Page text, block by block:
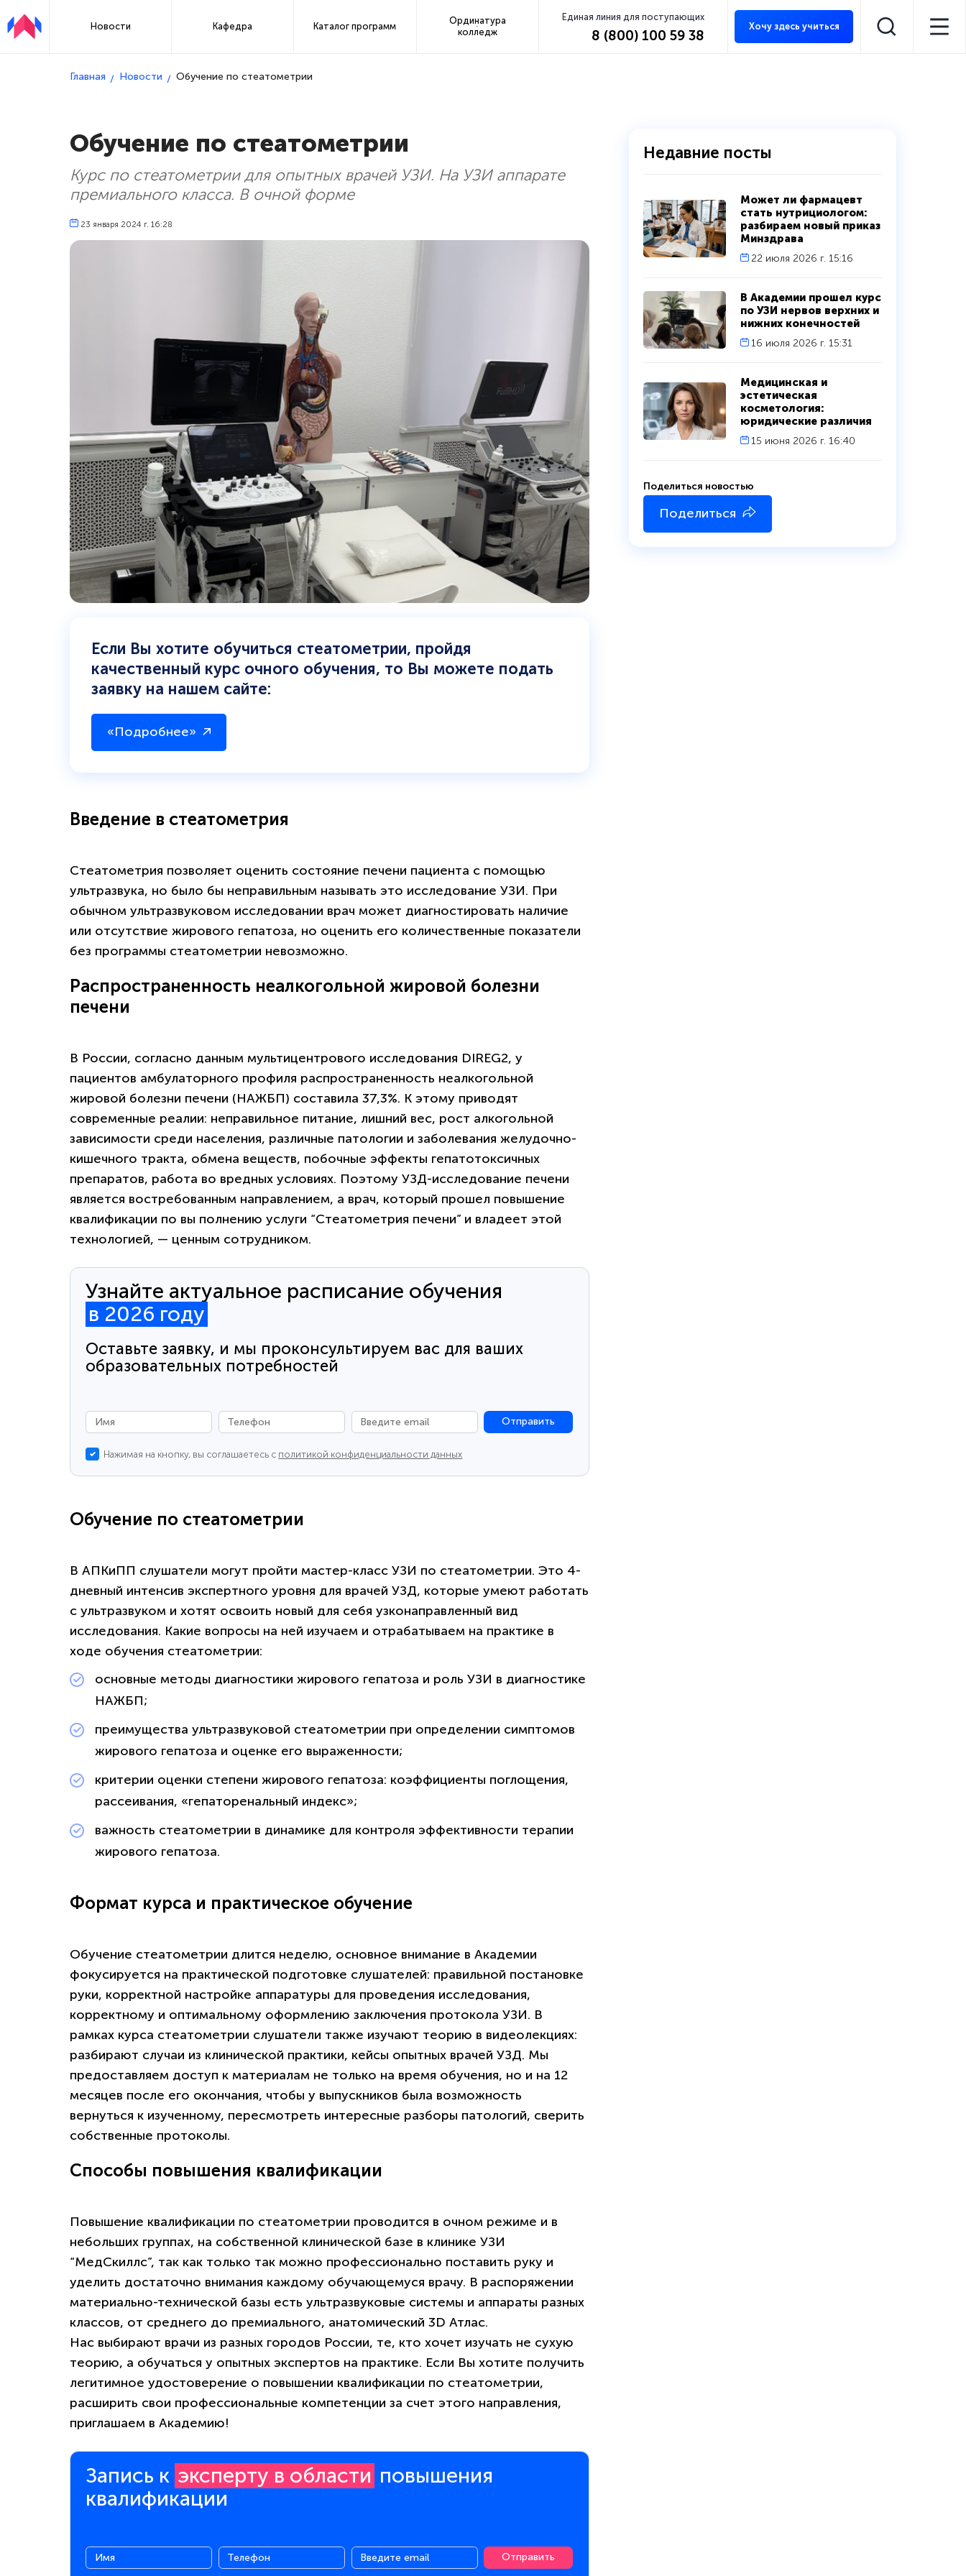
Новости Кафедра Каталог программ
Ординатура
колледж
Единая линия для поступающих
8 (800) 100 59 38
Хочу здесь учиться
Главная Новости Обучение по стеатометрии
Обучение по стеатометрии
Курс по стеатометрии для опытных врачей УЗИ. На УЗИ аппарате
премиального класса. В очной форме
23 января 2024 г. 16:28
Если Вы хотите обучиться стеатометрии, пройдя
качественный курс очного обучения, то Вы можете подать
заявку на нашем сайте:
«Подробнее»
Введение в стеатометрия
Стеатометрия позволяет оценить состояние печени пациента с помощью
ультразвука, но было бы неправильным называть это исследование УЗИ. При
обычном ультразвуковом исследовании врач может диагностировать наличие
или отсутствие жирового гепатоза, но оценить его количественные показатели
без программы стеатометрии невозможно.
Распространенность неалкогольной жировой болезни
печени
В России, согласно данным мультицентрового исследования DIREG2, у
пациентов амбулаторного профиля распространенность неалкогольной
жировой болезни печени (НАЖБП) составила 37,3%. К этому приводят
современные реалии: неправильное питание, лишний вес, рост алкогольной
зависимости среди населения, различные патологии и заболевания желудочно-
кишечного тракта, обмена веществ, побочные эффекты гепатотоксичных
препаратов, работа во вредных условиях. Поэтому УЗД-исследование печени
является востребованным направлением, а врач, который прошел повышение
квалификации по вы полнению услуги “Стеатометрия печени” и владеет этой
технологией, — ценным сотрудником.
Узнайте актуальное расписание обучения
в 2026 году
Оставьте заявку, и мы проконсультируем вас для ваших
образовательных потребностей
Отправить
Нажимая на кнопку, вы соглашаетесь с политикой конфиденциальности данных
Обучение по стеатометрии
В АПКиПП слушатели могут пройти мастер-класс УЗИ по стеатометрии. Это 4-
дневный интенсив экспертного уровня для врачей УЗД, которые умеют работать
с ультразвуком и хотят освоить новый для себя узконаправленный вид
исследования. Какие вопросы на ней изучаем и отрабатываем на практике в
ходе обучения стеатометрии:
основные методы диагностики жирового гепатоза и роль УЗИ в диагностике
НАЖБП;
преимущества ультразвуковой стеатометрии при определении симптомов
жирового гепатоза и оценке его выраженности;
критерии оценки степени жирового гепатоза: коэффициенты поглощения,
рассеивания, «гепаторенальный индекс»;
важность стеатометрии в динамике для контроля эффективности терапии
жирового гепатоза.
Формат курса и практическое обучение
Обучение стеатометрии длится неделю, основное внимание в Академии
фокусируется на практической подготовке слушателей: правильной постановке
руки, корректной настройке аппаратуры для проведения исследования,
корректному и оптимальному оформлению заключения протокола УЗИ. В
рамках курса стеатометрии слушатели также изучают теорию в видеолекциях:
разбирают случаи из клинической практики, кейсы опытных врачей УЗД. Мы
предоставляем доступ к материалам не только на время обучения, но и на 12
месяцев после его окончания, чтобы у выпускников была возможность
вернуться к изученному, пересмотреть интересные разборы патологий, сверить
собственные протоколы.
Способы повышения квалификации
Повышение квалификации по стеатометрии проводится в очном режиме и в
небольших группах, на собственной клинической базе в клинике УЗИ
“МедСкиллс”, так как только так можно профессионально поставить руку и
уделить достаточно внимания каждому обучающемуся врачу. В распоряжении
материально-технической базы есть ультразвуковые системы и аппараты разных
классов, от среднего до премиального, анатомический 3D Атлас.
Нас выбирают врачи из разных городов России, те, кто хочет изучать не сухую
теорию, а обучаться у опытных экспертов на практике. Если Вы хотите получить
легитимное удостоверение о повышении квалификации по стеатометрии,
расширить свои профессиональные компетенции за счет этого направления,
приглашаем в Академию!
Запись к эксперту в области повышения
квалификации
Отправить
Недавние посты
Может ли фармацевт
стать нутрициологом:
разбираем новый приказ
Минздрава
22 июля 2026 г. 15:16
В Академии прошел курс
по УЗИ нервов верхних и
нижних конечностей
16 июля 2026 г. 15:31
Медицинская и
эстетическая
косметология:
юридические различия
15 июня 2026 г. 16:40
Поделиться новостью
Поделиться